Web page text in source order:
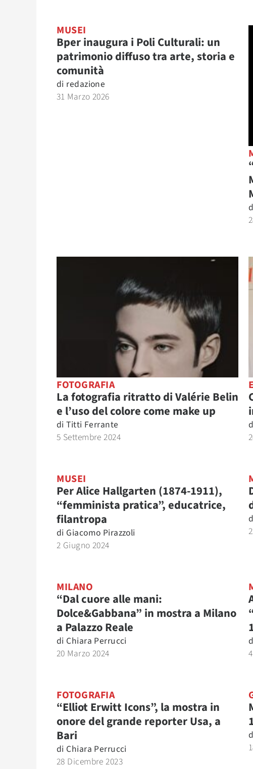
MUSEI
Bper inaugura i Poli Culturali: un
patrimonio diffuso tra arte, storia e
comunità
di redazione
31 Marzo 2026
FOTOGRAFIA
La fotografia ritratto di Valérie Belin
e l’uso del colore come make up
di Titti Ferrante
5 Settembre 2024
MUSEI
Per Alice Hallgarten (1874-1911),
“femminista pratica”, educatrice,
filantropa
di Giacomo Pirazzoli
2 Giugno 2024
MILANO
“Dal cuore alle mani:
Dolce&Gabbana” in mostra a Milano
a Palazzo Reale
di Chiara Perrucci
20 Marzo 2024
FOTOGRAFIA
“Elliot Erwitt Icons”, la mostra in
onore del grande reporter Usa, a
Bari
di Chiara Perrucci
28 Dicembre 2023